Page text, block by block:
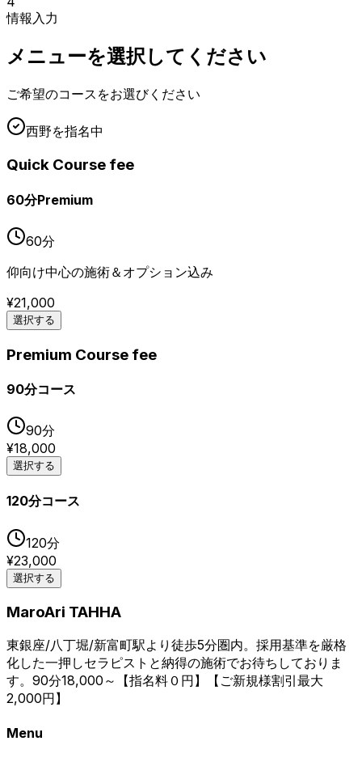
情報入力
メニューを選択してください
ご希望のコースをお選びください
西野を指名中
Quick Course fee
60分Premium
60分
仰向け中心の施術＆オプション込み
¥21,000
選択する
Premium Course fee
90分コース
90分
¥18,000
選択する
120分コース
120分
¥23,000
選択する
MaroAri TAHHA
東銀座/八丁堀/新富町駅より徒歩5分圏内。採用基準を厳格
化した一押しセラピストと納得の施術でお待ちしておりま
す。90分18,000～【指名料０円】【ご新規様割引最大
2,000円】
Menu